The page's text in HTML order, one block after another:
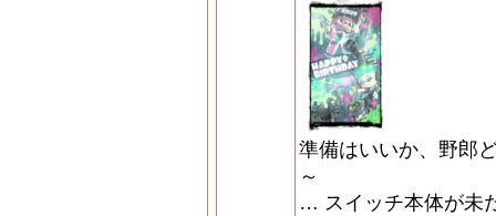
準備はいいか、野
～
… スイッチ本体が未